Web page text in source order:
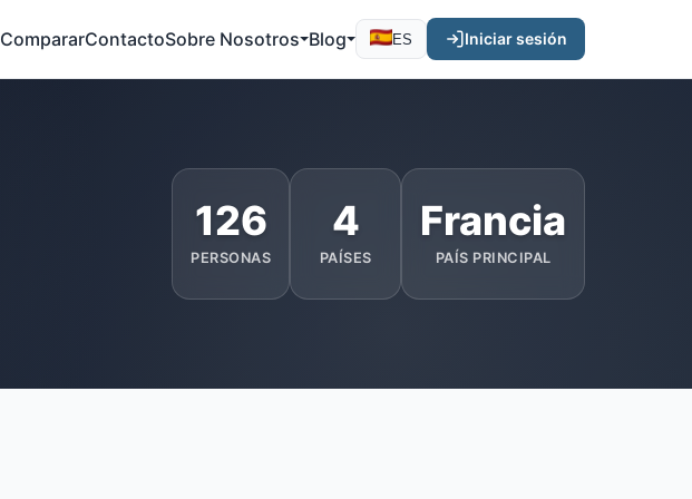
CompararContactoSobre Nosotros Blog ES Iniciar sesión
126
PERSONAS
4
PAÍSES
Francia
PAÍS PRINCIPAL